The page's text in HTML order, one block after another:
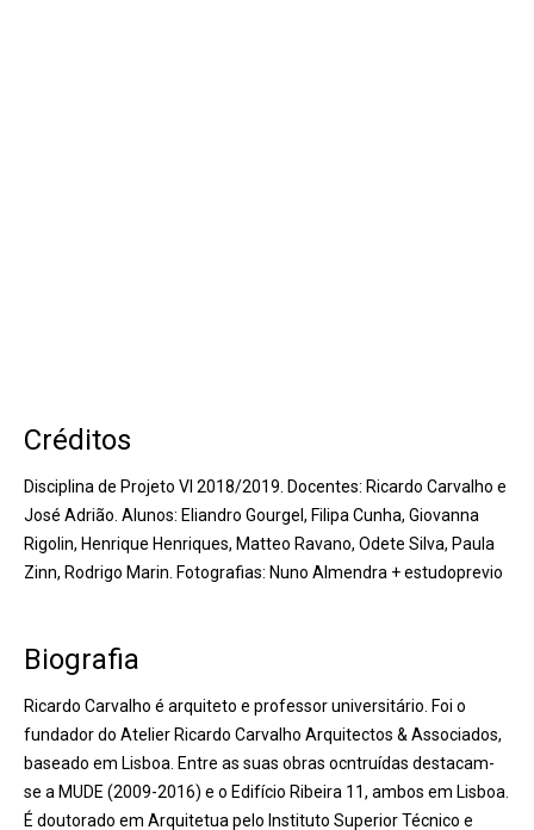
Créditos
Disciplina de Projeto VI 2018/2019. Docentes: Ricardo Carvalho e
José Adrião. Alunos: Eliandro Gourgel, Filipa Cunha, Giovanna
Rigolin, Henrique Henriques, Matteo Ravano, Odete Silva, Paula
Zinn, Rodrigo Marin. Fotografias: Nuno Almendra + estudoprevio
Biografia
Ricardo Carvalho é arquiteto e professor universitário. Foi o
fundador do Atelier Ricardo Carvalho Arquitectos & Associados,
baseado em Lisboa. Entre as suas obras ocntruídas destacam-
se a MUDE (2009-2016) e o Edifício Ribeira 11, ambos em Lisboa.
É doutorado em Arquitetua pelo Instituto Superior Técnico e